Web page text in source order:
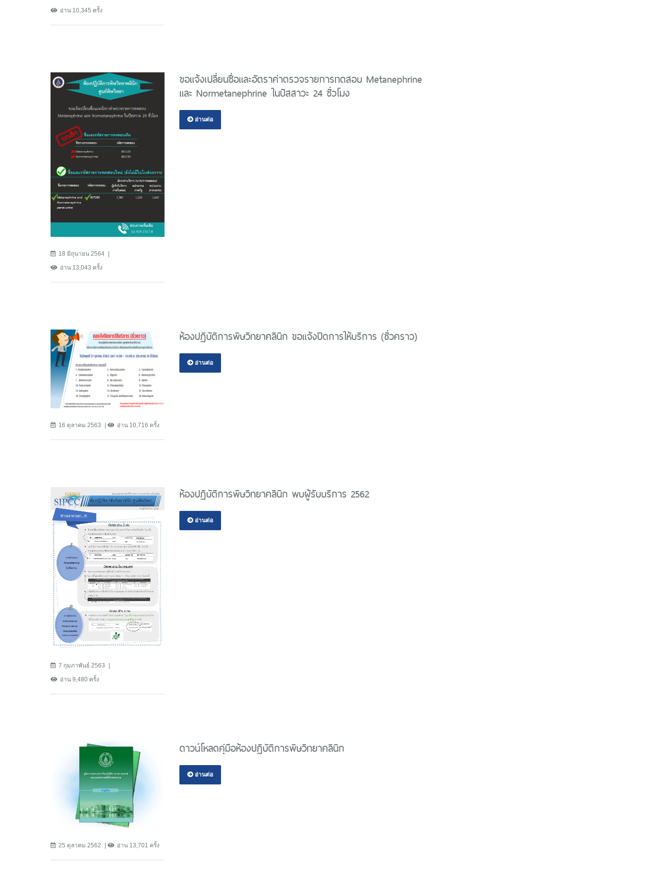
อ่าน 10,345 ครั้ง
18 มิถุนายน 2564
อ่าน 13,043 ครั้ง
ขอแจ้งเปลี่ยนชื่อและอัตราค่าตรวจรายการทดสอบ Metanephrine
และ Normetanephrine ในปัสสาวะ 24 ชั่วโมง
อ่านต่อ
16 ตุลาคม 2563 อ่าน 10,716 ครั้ง
ห้องปฏิบัติการพิษวิทยาคลินิก ขอแจ้งปิดการให้บริการ (ชั่วคราว)
อ่านต่อ
7 กุมภาพันธ์ 2563
อ่าน 9,480 ครั้ง
ห้องปฏิบัติการพิษวิทยาคลินิก พบผู้รับบริการ 2562
อ่านต่อ
25 ตุลาคม 2562 อ่าน 13,701 ครั้ง
ดาวน์โหลดคุ่มือห้องปฏิบัติการพิษวิทยาคลินิก
อ่านต่อ